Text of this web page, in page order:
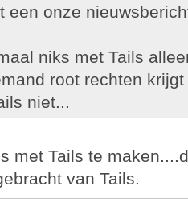
een onze
niks met Tails
root rechten
niet...
met Tails te
van Tails.